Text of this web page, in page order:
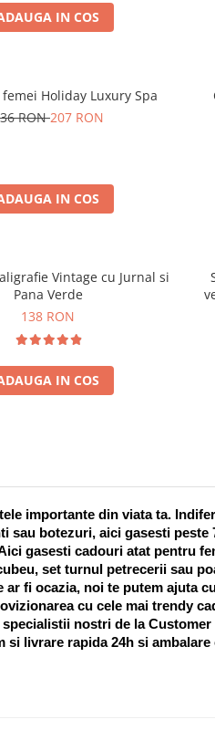
IN COS
Holiday Luxury Spa
RON207 RON
IN COS
Vintage cu Jurnal si
Pana Verde
138 RON
IN COS
importante din viata ta.
sau botezuri, aici gasesti peste
gasesti cadouri atat pentru
set turnul petrecerii sau
fi ocazia, noi te putem ajuta
cu cele mai trendy
nostri de la
livrare rapida 24h si